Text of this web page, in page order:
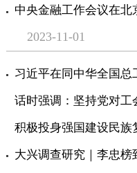
中央金融工作会议在
2023-11-01
习近平在同中华全国
话时强调：坚持党对
积极投身强国建设民族
大兴调查研究｜李忠榜